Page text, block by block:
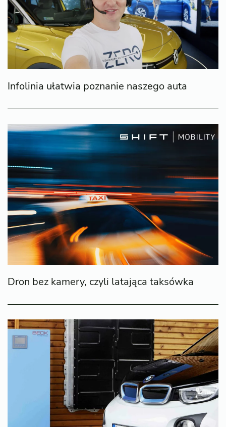
Infolinia ułatwia poznanie naszego auta
Dron bez kamery, czyli latająca taksówka